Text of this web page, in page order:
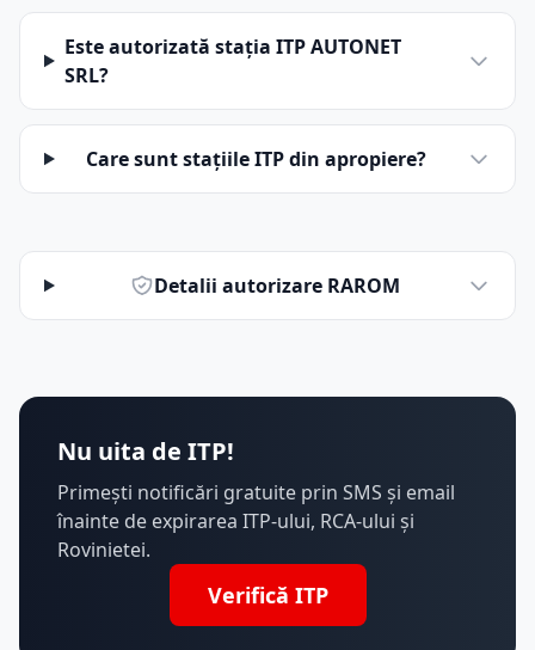
Este autorizată stația ITP AUTONET
SRL?
Care sunt stațiile ITP din apropiere?
Detalii autorizare RAROM
Nu uita de ITP!
Primești notificări gratuite prin SMS și email
înainte de expirarea ITP-ului, RCA-ului și
Rovinietei.
Verifică ITP